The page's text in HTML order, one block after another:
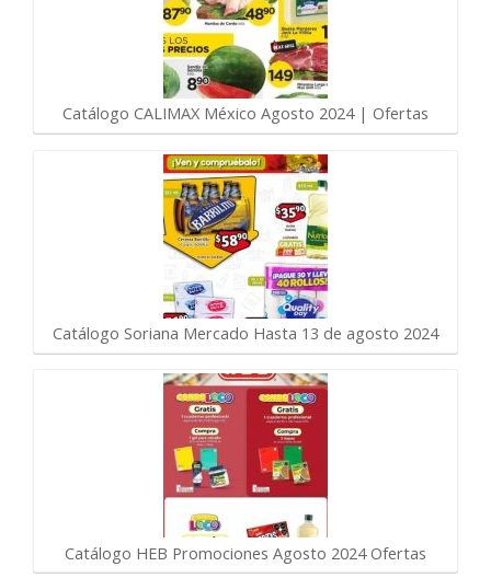
Catálogo CALIMAX México Agosto 2024 | Ofertas
Catálogo Soriana Mercado Hasta 13 de agosto 2024
Catálogo HEB Promociones Agosto 2024 Ofertas